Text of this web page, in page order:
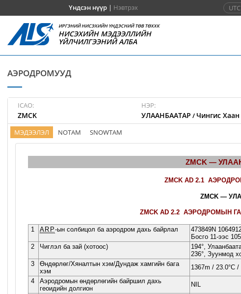
Үндсэн нүүр| Нэвтрэх UTC
ИРГЭНИЙ НИСЭХИЙН ҮНДЭСНИЙ ТӨВ ТӨХХК
НИСЭХИЙН МЭДЭЭЛЛИЙН
ҮЙЛЧИЛГЭЭНИЙ АЛБА
АЭРОДРОМУУД
ICAO:
ZMCK
НЭР:
УЛААНБААТАР / Чингис Хаан
МЭДЭЭЛЭЛ NOTAM SNOWTAM